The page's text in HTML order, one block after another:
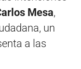
Mesa,
un
a las